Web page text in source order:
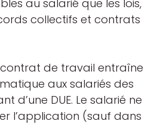
au salarié que les lois,
collectifs et contrats
contrat de travail entraîne
aux salariés des
d’une DUE. Le salarié ne
l’application (sauf dans